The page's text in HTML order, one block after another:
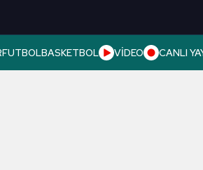
FUTBOLBASKETBOL VİDEO CANLI